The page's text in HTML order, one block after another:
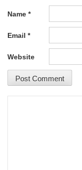
Name *
Email *
Website